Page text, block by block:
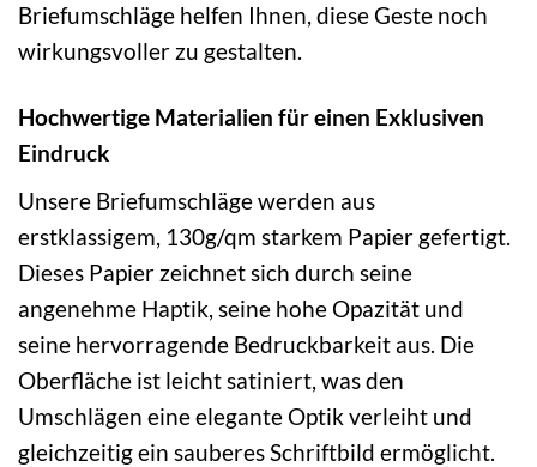
Briefumschläge helfen Ihnen, diese Geste noch
wirkungsvoller zu gestalten.
Hochwertige Materialien für einen Exklusiven
Eindruck
Unsere Briefumschläge werden aus
erstklassigem, 130g/qm starkem Papier gefertigt.
Dieses Papier zeichnet sich durch seine
angenehme Haptik, seine hohe Opazität und
seine hervorragende Bedruckbarkeit aus. Die
Oberfläche ist leicht satiniert, was den
Umschlägen eine elegante Optik verleiht und
gleichzeitig ein sauberes Schriftbild ermöglicht.